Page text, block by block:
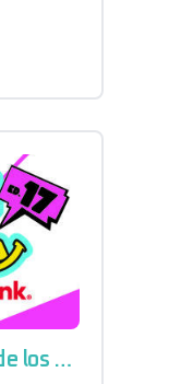
17ª Carrera “La Alegría de los Niños” Parque Industrial El Marqués 2026